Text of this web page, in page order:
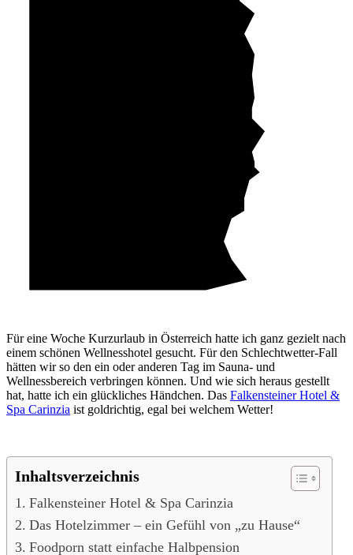
Für eine Woche Kurzurlaub in Österreich hatte ich ganz gezielt nach
einem schönen Wellnesshotel gesucht. Für den Schlechtwetter-Fall
hätten wir so den ein oder anderen Tag im Sauna- und
Wellnessbereich verbringen können. Und wie sich heraus gestellt
hat, hatte ich ein glückliches Händchen. Das Falkensteiner Hotel &
Spa Carinzia ist goldrichtig, egal bei welchem Wetter!
Inhaltsverzeichnis
Falkensteiner Hotel & Spa Carinzia
Das Hotelzimmer – ein Gefühl von „zu Hause“
Foodporn statt einfache Halbpension